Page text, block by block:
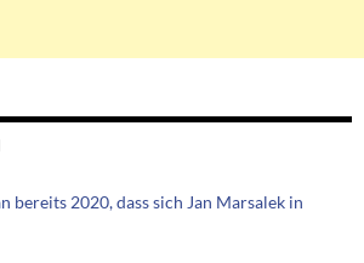
bereits 2020, dass sich Jan Marsalek in